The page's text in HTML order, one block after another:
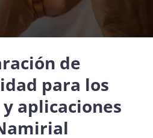
de
para los
aplicaciones